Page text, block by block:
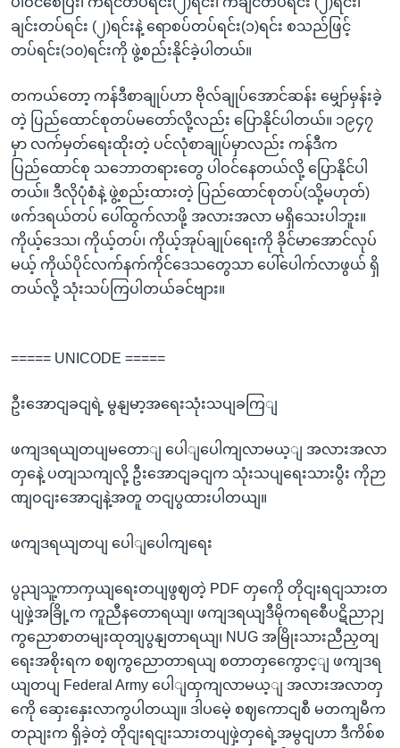
ချင်းတပ်ရင်း (၂)ရင်းနဲ့ ရောစပ်တပ်ရင်း(၁)ရင်း စသည်ဖြင့်
တပ်ရင်း(၁၀)ရင်းကို ဖွဲ့စည်းနိုင်ခဲ့ပါတယ်။
တကယ်တော့ ကန်ဒီစာချုပ်ဟာ ဗိုလ်ချုပ်အောင်ဆန်း မျှော်မှန်းခဲ့
တဲ့ ပြည်ထောင်စုတပ်မတော်လို့လည်း ပြောနိုင်ပါတယ်။ ၁၉၄၇
မှာ လက်မှတ်ရေးထိုးတဲ့ ပင်လုံစာချုပ်မှာလည်း ကန်ဒီက
ပြည်ထောင်စု သဘောတရားတွေ ပါဝင်နေတယ်လို့ ပြောနိုင်ပါ
တယ်။ ဒီလိုပုံစံနဲ့ ဖွဲ့စည်းထားတဲ့ ပြည်ထောင်စုတပ်(သို့မဟုတ်)
ဖက်ဒရယ်တပ် ပေါ်ထွက်လာဖို့ အလားအလာ မရှိသေးပါဘူး။
ကိုယ့်ဒေသ၊ ကိုယ့်တပ်၊ ကိုယ့်အုပ်ချုပ်ရေးကို ခိုင်မာအောင်လုပ်
မယ့် ကိုယ်ပိုင်လက်နက်ကိုင်ဒေသတွေသာ ပေါ်ပေါက်လာဖွယ် ရှိ
တယ်လို့ သုံးသပ်ကြပါတယ်ခင်ဗျား။
===== UNICODE =====
ဦးအောငျခငျရဲ့ မွနျမာ့အရေးသုံးသပျခကြျ
ဖကျဒရယျတပျမတောျ ပေါျပေါကျလာမယ့ျ အလားအလာ
တှနေဲ့ ပတျသကျလို့ ဦးအောငျခငျက သုံးသပျရေးသားပွီး ကိုဉာ
ဏျဝငျးအောငျနဲ့အတူ တငျပွထားပါတယျ။
ဖကျဒရယျတပျ ပေါျပေါကျရေး
ပွညျသူ့ကာကှယျရေးတပျဖွဈတဲ့ PDF တှကေို တိုငျးရငျသားတ
ပျဖှဲ့အခြို့က ကူညီနတောရယျ၊ ဖကျဒရယျဒီမိုကရစေီပဋိညာဉျ
ကွညောစာတမျးထုတျပွနျတာရယျ၊ NUG အမြိုးသားညီညှတျ
ရေးအစိုးရက စဈကွညောတာရယျ စတာတှကွေောင့ျ ဖကျဒရ
ယျတပျ Federal Army ပေါျထှကျလာမယ့ျ အလားအလာတှ
ကေို ဆှေးနှေးလာကွပါတယျ။ ဒါပမေဲ့ စဈကောငျစီ မတကျမီက
တညျးက ရှိခဲ့တဲ့ တိုငျးရငျးသားတပျဖှဲ့တှရေဲ့အမွငျဟာ ဒီကိစ်စ